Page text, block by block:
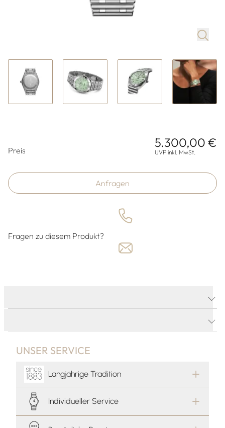
Preis
5.300,00 €
UVP inkl. MwSt.
Anfragen
Fragen zu diesem Produkt?
UNSER SERVICE
Langjährige Tradition
Individueller Service